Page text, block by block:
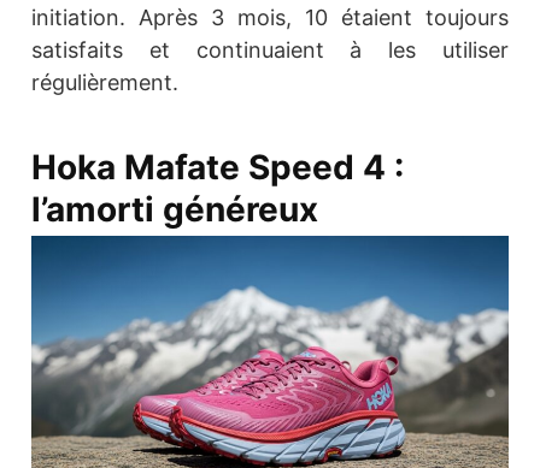
initiation. Après 3 mois, 10 étaient toujours
satisfaits et continuaient à les utiliser
régulièrement.
Hoka Mafate Speed 4 :
l’amorti généreux